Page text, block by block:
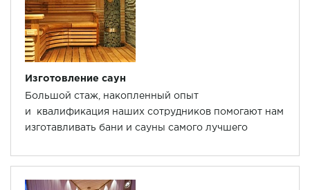
Изготовление саун
Большой стаж, накопленный опыт
и квалификация наших сотрудников помогают нам
изготавливать бани и сауны самого лучшего